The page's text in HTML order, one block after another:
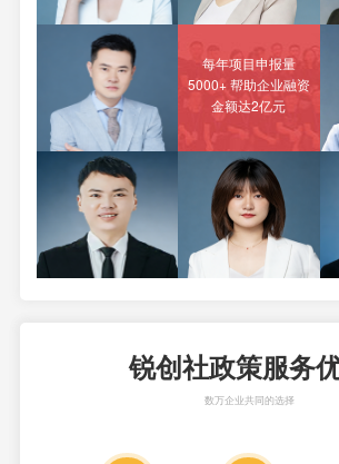
每年项目申报量
5000+ 帮助企业融资
金额达2亿元
锐创社政策服务
数万企业共同的选择